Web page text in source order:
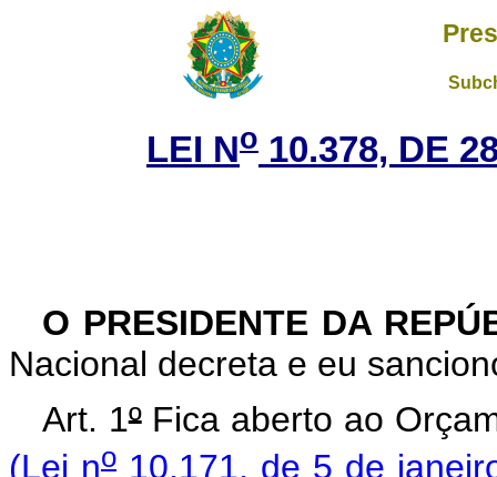
LEI No 10.378, DE
O PRESIDENTE DA
Nacional decreta e eu
Art. 1ºFica aberto ao
(Lei no 10.171, de 5 de